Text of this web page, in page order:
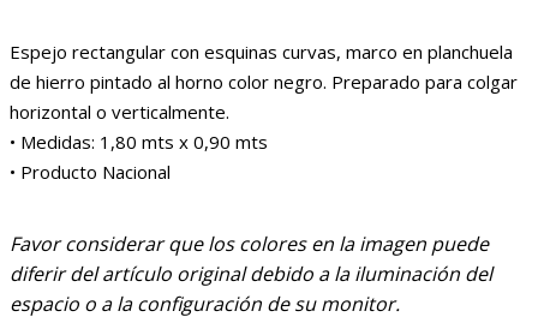
Espejo rectangular con esquinas curvas, marco en planchuela
de hierro pintado al horno color negro. Preparado para colgar
horizontal o verticalmente.
• Medidas: 1,80 mts x 0,90 mts
• Producto Nacional
Favor considerar que los colores en la imagen puede
diferir del artículo original debido a la iluminación del
espacio o a la configuración de su monitor.